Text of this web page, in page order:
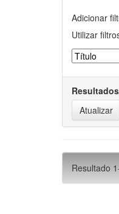
Adicionar
Utilizar
Resultado